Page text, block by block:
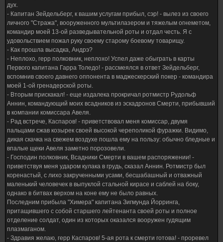
дух.
- Капитан Зейдельберг, к вашим услугам прибыл, сэр! - вылез из своего
личного "Стража", вооруженного мультилазером и тяжелым огнеметом,
командир моей 13-ой разведывательной роты и отдал честь. Я с
удовольствием пожал руку своему старому боевому товарищу.
- Как прошла высадка, Андрэ?
- Неплохо, герр полковник, неплохо! Успел даже обыграть в карты
Первого капитана Гарра Толедо! - рассмеялся в ответ Зейдельберг,
вспомнив своего давнего оппонента в маджескерский покер - командира
моей 1-ой гренадерской роты.
- Вторым прискакал! - еще издалека прокричал ротмистр Рудольф
Аннин, командующий моих всадников из эскадронов Смерти, прибывший
в компании комиссара Авеля.
- Рад встрече, Каспаров! - приветствовал меня комиссар, двумя
пальцами сжав козырек своей высокой череполикой фуражки. Видимо,
дикая скачка на свежем воздухе пошла ему на пользу: обычно бледные и
впалые щеки Авеля заметно порозовели.
- Господин полковник, Всадники Смерти в вашем распоряжении! -
приветствуя меня ударом кулака в грудь, сказал Аннин. Ротмистр был
коренастый, с лихо закрученными усами, бесшабашный и отважный
маленький человечек в выпуклой стальной кирасе и саблей на боку,
однако в битвах верхом на коне ему не было равных.
Последним прибыла "Химера" капитана Зигмунда Йорринга,
притащившего с собой старшего лейтенанта своей роты и полное
отделение солдат, один из которых оказался вооружен гудящим
плазмаганом.
- Здравия желаю, герр Каспаров! 5-ая рота к смерти готова! - проревел